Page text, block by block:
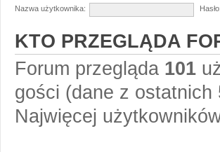
Nazwa użytkownika:
Hasło:
KTO PRZEGLĄDA
Forum przegląda 101
gości (dane z ostatnich
Najwięcej